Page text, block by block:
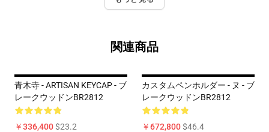
関連商品
青木寺 - ARTISAN KEYCAP - ブ
レークウッドンBR2812
￥336,400$23.2
カスタムペンホルダー - ヌ - ブ
レークウッドンBR2812
￥672,800$46.4